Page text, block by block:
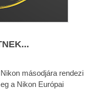
másodjára rendezi
a Nikon Európai